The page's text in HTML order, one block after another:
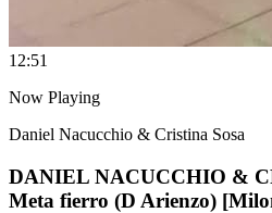
1 2:51
Now Playing
Daniel Nacucchio & Cristina Sosa
DANIEL NACUCCHIO &
Meta fierro (D Arienzo)